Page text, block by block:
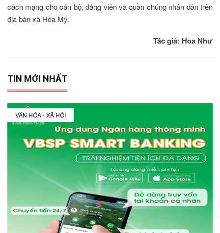
cách mạng cho cán bộ, đảng viên và quần chúng nhân dân trên
địa bàn xã Hòa Mỹ.
Tác giả: Hoa Như
TIN MỚI NHẤT
VĂN HÓA - XÃ HỘI